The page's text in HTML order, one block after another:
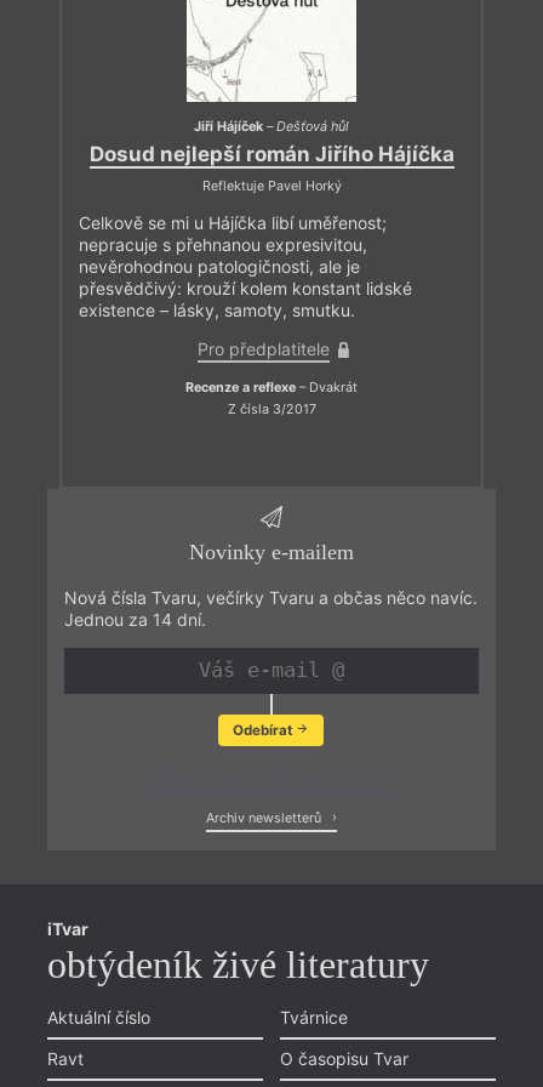
Jiří Hájíček –Dešťová hůl
Dosud nejlepší román Jiřího Hájíčka
Reflektuje Pavel Horký
Celkově se mi u Hájíčka libí uměřenost;
nepracuje s přehnanou expresivitou,
nevěrohodnou patologičnosti, ale je
přesvědčivý: krouží kolem konstant lidské
existence – lásky, samoty, smutku.
Pro předplatitele
Recenze a reflexe – Dvakrát
Z čísla 3/2017
Novinky e-mailem
Nová čísla Tvaru, večírky Tvaru a občas něco navíc.
Jednou za 14 dní.
Odebírat
Archiv newsletterů
iTvar
obtýdeník živé literatury
Aktuální číslo
Ravt
Tvárnice
O časopisu Tvar